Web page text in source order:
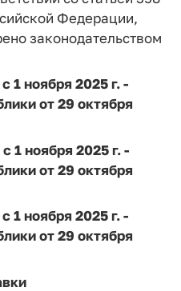
Федерации,
законодательством
1 ноября 2025 г.-
от 29 октября
1 ноября 2025 г. -
от 29 октября
1 ноября 2025 г. -
от 29 октября